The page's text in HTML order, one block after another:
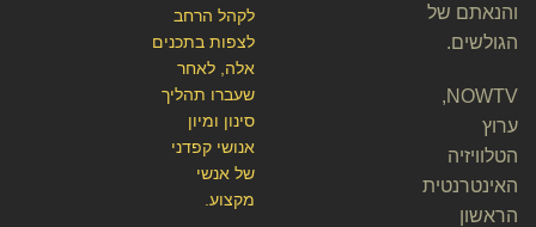
לקהל הרחב
לצפות בתכנים
אלה, לאחר
שעברו תהליך
סינון ומיון
אנושי קפדני
של אנשי
מקצוע.
והנאתם של
הגולשים.
NOWTV,
ערוץ
הטלוויזיה
האינטרנטית
הראשון